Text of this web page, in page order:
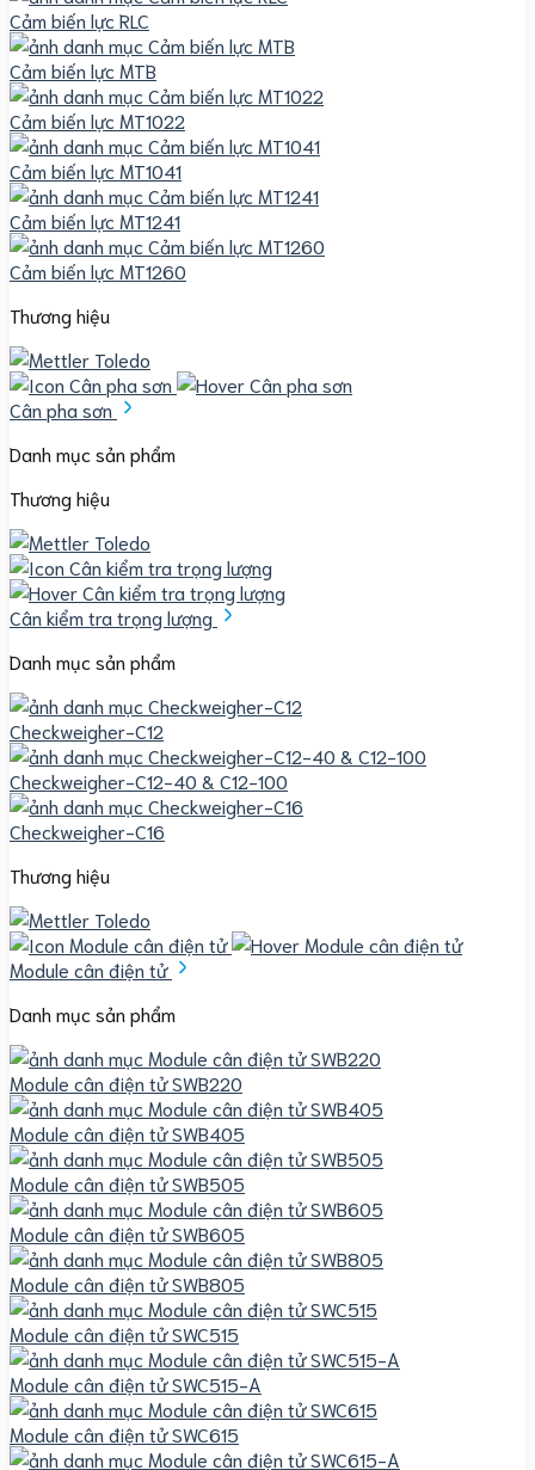
Cảm biến lực RLC
Cảm biến lực MTB
Cảm biến lực MT1022
Cảm biến lực MT1041
Cảm biến lực MT1241
Cảm biến lực MT1260
Thương hiệu
Cân pha sơn
Danh mục sản phẩm
Thương hiệu
Cân kiểm tra trọng lượng
Danh mục sản phẩm
Checkweigher-C12
Checkweigher-C12-40 & C12-100
Checkweigher-C16
Thương hiệu
Module cân điện tử
Danh mục sản phẩm
Module cân điện tử SWB220
Module cân điện tử SWB405
Module cân điện tử SWB505
Module cân điện tử SWB605
Module cân điện tử SWB805
Module cân điện tử SWC515
Module cân điện tử SWC515-A
Module cân điện tử SWC615